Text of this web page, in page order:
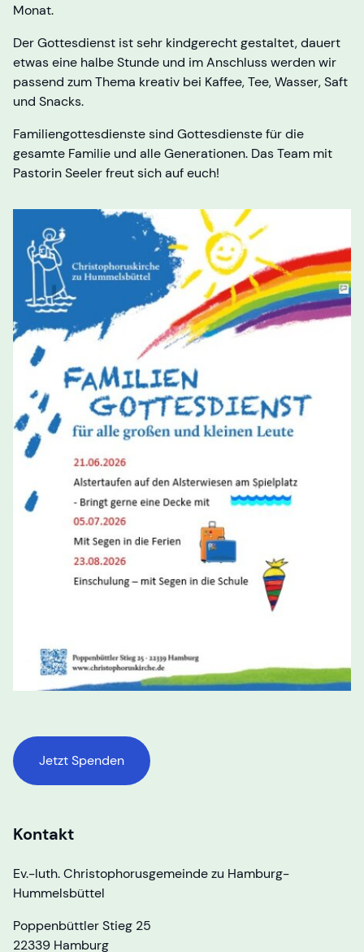
Monat.
Der Gottesdienst ist sehr kindgerecht gestaltet, dauert
etwas eine halbe Stunde und im Anschluss werden wir
passend zum Thema kreativ bei Kaffee, Tee, Wasser, Saft
und Snacks.
Familiengottesdienste sind Gottesdienste für die
gesamte Familie und alle Generationen. Das Team mit
Pastorin Seeler freut sich auf euch!
Jetzt Spenden
Kontakt
Ev.-luth. Christophorusgemeinde zu Hamburg-
Hummelsbüttel
Poppenbüttler Stieg 25
22339 Hamburg